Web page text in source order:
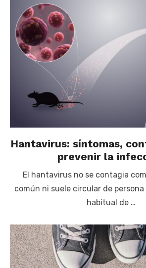
Hantavirus: síntomas,
prevenir la
El hantavirus no se contagia
común ni suele circular de persona
habitual de …